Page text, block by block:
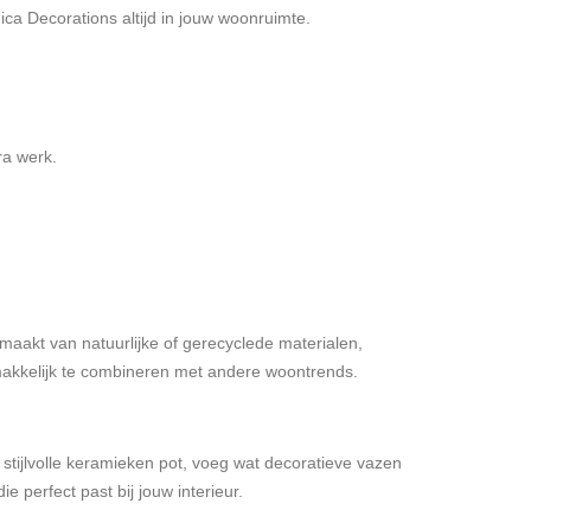
Decorations altijd in jouw woonruimte.
werk.
van natuurlijke of gerecyclede materialen,
te combineren met andere woontrends.
keramieken pot, voeg wat decoratieve vazen
perfect past bij jouw interieur.